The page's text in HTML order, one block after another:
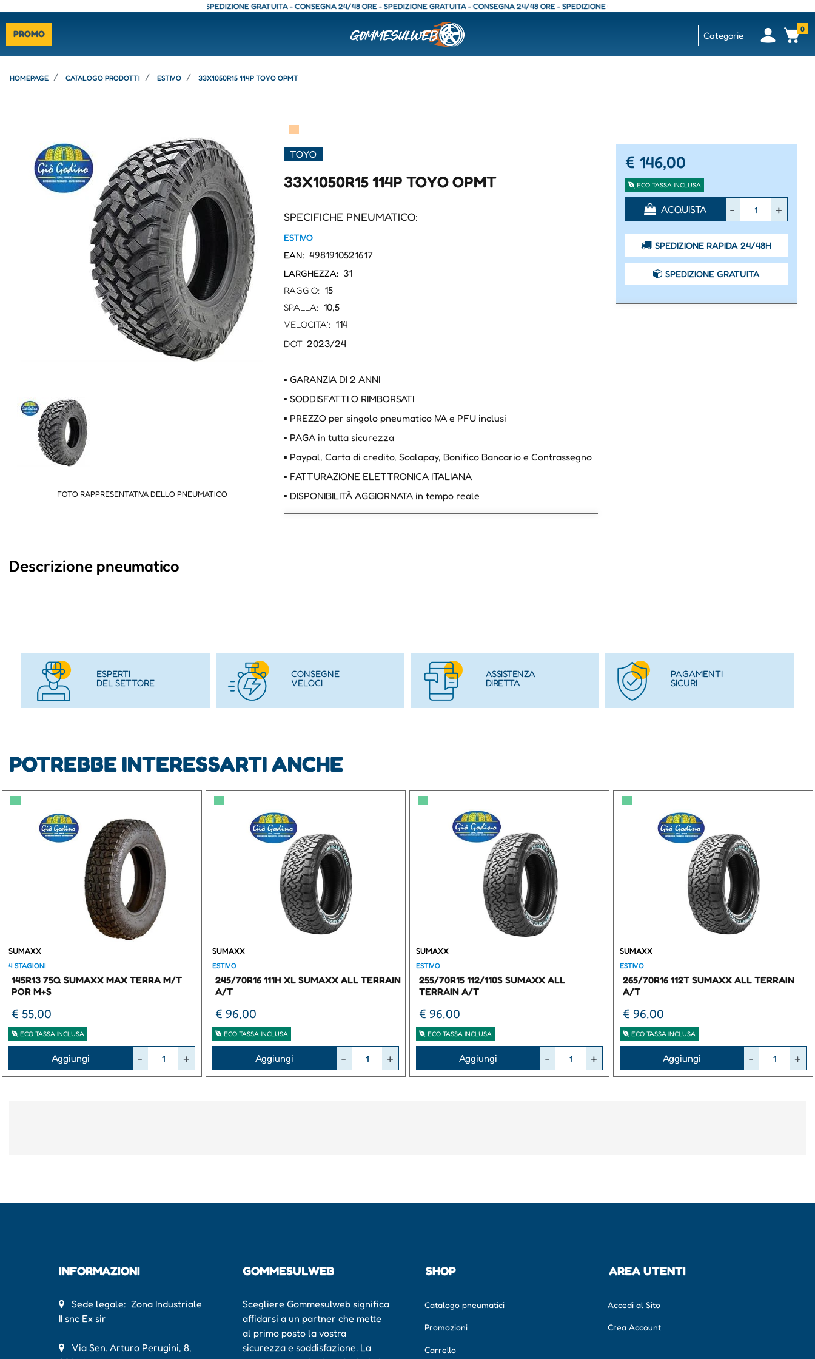
SPEDIZIONE GRATUITA - CONSEGNA 24/48 ORE - SPEDIZIONE GRATUITA - CONSEGNA 24/48 ORE - SPEDIZIONE GRATUITA - CONSEGNA 24/48 ORE - SPEDIZIONE GRATUITA - CONSEGNA 24/48 ORE - SPEDIZIONE
PROMO Categorie Open0
HOMEPAGE CATALOGO PRODOTTI ESTIVO 33X1050R15 114P TOYO OPMT
FOTO RAPPRESENTATIVA DELLO PNEUMATICO
▀
TOYO
33X1050R15 114P TOYO OPMT
SPECIFICHE PNEUMATICO:
ESTIVO
EAN: 4981910521617
LARGHEZZA: 31
RAGGIO: 15
SPALLA: 10,5
VELOCITA': 114
DOT 2023/24
▪ GARANZIA DI 2 ANNI
▪ SODDISFATTI O RIMBORSATI
▪ PREZZO per singolo pneumatico IVA e PFU inclusi
▪ PAGA in tutta sicurezza
▪ Paypal, Carta di credito, Scalapay, Bonifico Bancario e Contrassegno
▪ FATTURAZIONE ELETTRONICA ITALIANA
▪ DISPONIBILITÀ AGGIORNATA in tempo reale
€ 146,00
ECO TASSA INCLUSA
QuantitàACQUISTA
SPEDIZIONE RAPIDA 24/48H
SPEDIZIONE GRATUITA
Descrizione pneumatico
ESPERTI
DEL SETTORE
CONSEGNE
VELOCI
ASSISTENZA
DIRETTA
PAGAMENTI
SICURI
POTREBBE INTERESSARTI ANCHE
▀
SUMAXX
4 STAGIONI
145R13 75Q SUMAXX MAX TERRA M/T
POR M+S
€ 55,00
ECO TASSA INCLUSA
Aggiungi
▀
SUMAXX
ESTIVO
245/70R16 111H XL SUMAXX ALL TERRAIN
A/T
€ 96,00
ECO TASSA INCLUSA
Aggiungi
▀
SUMAXX
ESTIVO
255/70R15 112/110S SUMAXX ALL
TERRAIN A/T
€ 96,00
ECO TASSA INCLUSA
Aggiungi
▀
SUMAXX
ESTIVO
265/70R16 112T SUMAXX ALL TERRAIN
A/T
€ 96,00
ECO TASSA INCLUSA
Aggiungi
INFORMAZIONI
Sede legale: Zona Industriale
II snc Ex sir
Via Sen. Arturo Perugini, 8,
GOMMESULWEB
Scegliere Gommesulweb significa
affidarsi a un partner che mette
al primo posto la vostra
sicurezza e soddisfazione. La
SHOP
Catalogo pneumatici
Promozioni
Carrello
AREA UTENTI
Accedi al Sito
Crea Account